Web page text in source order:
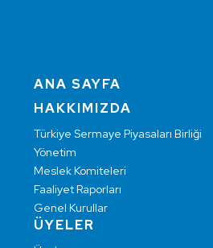
ANA SAYFA
HAKKIMIZDA
Türkiye Sermaye Piyasaları Birliği
Yönetim
Meslek Komiteleri
Faaliyet Raporları
Genel Kurullar
ÜYELER